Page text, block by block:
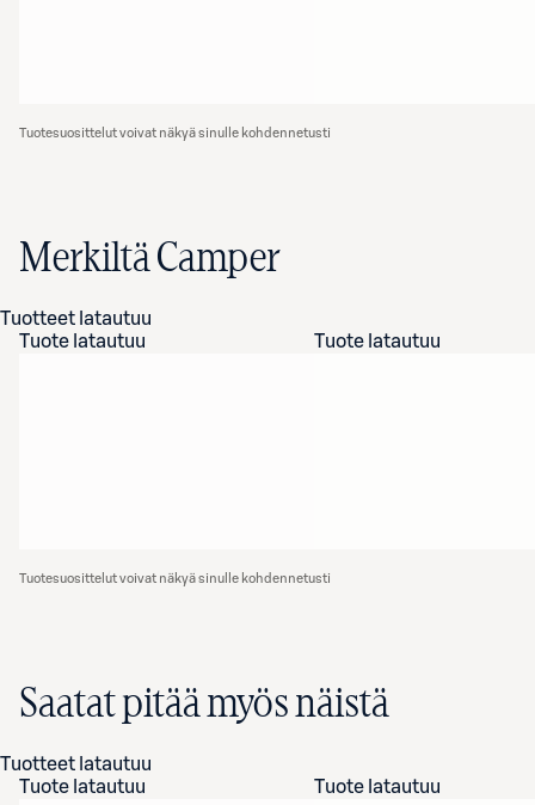
Tuotesuosittelut voivat näkyä sinulle kohdennetusti
Merkiltä Camper
Tuotteet latautuu
Tuote latautuu
Tuote latautuu
Tuotesuosittelut voivat näkyä sinulle kohdennetusti
Saatat pitää myös näistä
Tuotteet latautuu
Tuote latautuu
Tuote latautuu